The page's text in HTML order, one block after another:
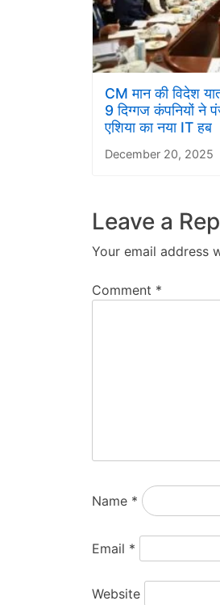
CM मान की विदेश
9 दिग्गज कंपनियों ने
एशिया का नया IT हब
December 20, 2025
Leave a
Your email address
Comment *
Name *
Email *
Website